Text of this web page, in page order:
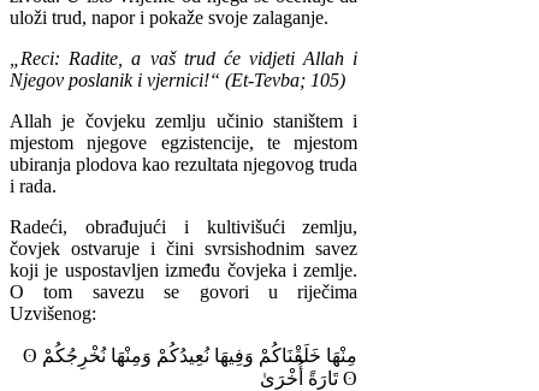
uloži trud, napor i pokaže svoje zalaganje.
„Reci: Radite, a vaš trud će vidjeti Allah i
Njegov poslanik i vjernici!“ (Et-Tevba; 105)
Allah je čovjeku zemlju učinio staništem i
mjestom njegove egzistencije, te mjestom
ubiranja plodova kao rezultata njegovog truda
i rada.
Radeći, obrađujući i kultivišući zemlju,
čovjek ostvaruje i čini svrsishodnim savez
koji je uspostavljen između čovjeka i zemlje.
O tom savezu se govori u riječima
Uzvišenog:
ʘ مِنْهَا خَلَقْنَاكُمْ وَفِيهَا نُعِيدُكُمْ وَمِنْهَا نُخْرِجُكُمْ
تَارَةً أُخْرَىٰ
ʘ